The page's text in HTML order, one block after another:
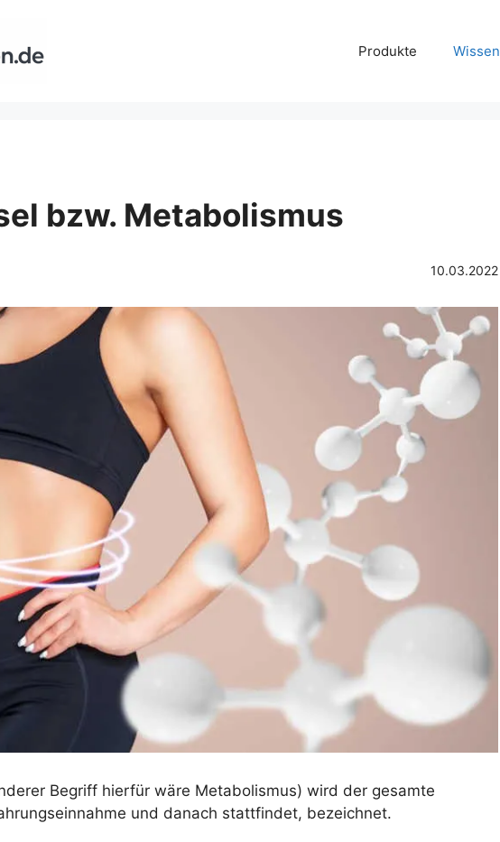
Produkte Wissen
bzw. Metabolismus
10.03.2022
Begriff hierfür wäre Metabolismus) wird der gesamte
und danach stattfindet, bezeichnet.